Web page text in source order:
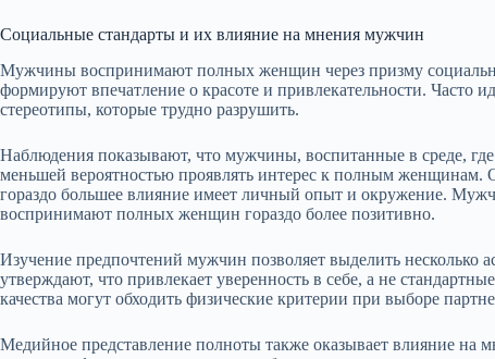
Социальные стандарты и их влияние на мнения мужчин
Мужчины воспринимают полных женщин через призму
формируют впечатление о красоте и привлекательности. Часто
стереотипы, которые трудно разрушить.
Наблюдения показывают, что мужчины, воспитанные в среде,
меньшей вероятностью проявлять интерес к полным женщинам.
гораздо большее влияние имеет личный опыт и окружение.
воспринимают полных женщин гораздо более позитивно.
Изучение предпочтений мужчин позволяет выделить несколько
утверждают, что привлекает уверенность в себе, а не
качества могут обходить физические критерии при выборе
Медийное представление полноты также оказывает влияние